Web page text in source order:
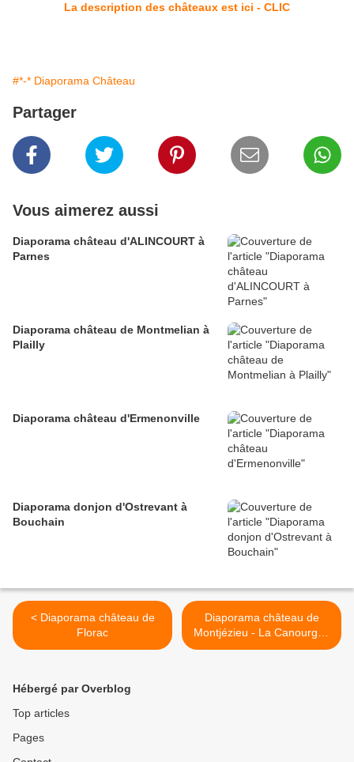
La description des châteaux est ici - CLIC
#*-* Diaporama Château
Partager
Vous aimerez aussi
Diaporama château d'ALINCOURT à
Parnes
Diaporama château de Montmelian à
Plailly
Diaporama château d'Ermenonville
Diaporama donjon d'Ostrevant à
Bouchain
< Diaporama château de
Florac
Diaporama château de
Montjézieu - La Canourgue
>
Hébergé par Overblog
Top articles
Pages